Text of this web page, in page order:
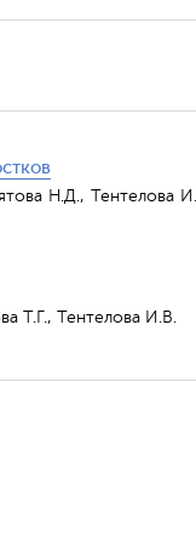
Н.Д., Тентелова
Т.Г., Тентелова И.В.